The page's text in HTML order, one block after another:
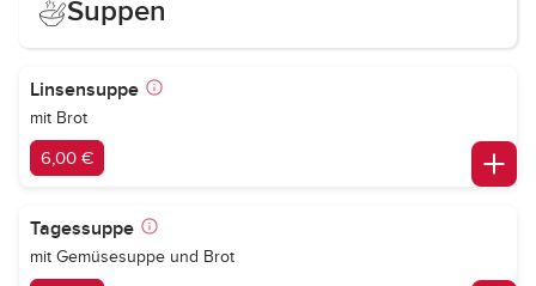
Suppen
Linsensuppe
mit Brot
6,00 €
Tagessuppe
mit Gemüsesuppe und Brot